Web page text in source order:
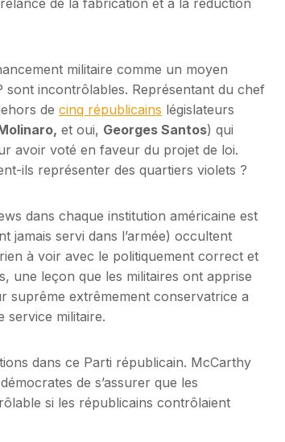
militaire comme un moyen
sont incontrôlables. Représentant du chef
de cinq républicains législateurs
et oui, Georges Santos) qui
avoir voté en faveur du projet de loi.
ils représenter des quartiers violets ?
dans chaque institution américaine est
jamais servi dans l’armée) occultent
à voir avec le politiquement correct et
une leçon que les militaires ont apprise
suprême extrêmement conservatrice a
service militaire.
dans ce Parti républicain. McCarthy
de s’assurer que les
si les républicains contrôlaient